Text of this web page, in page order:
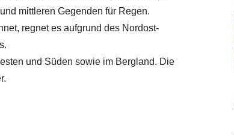
mittleren Gegenden für Regen.
regnet es aufgrund des Nordost-
und Süden sowie im Bergland. Die